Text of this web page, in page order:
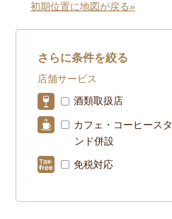
初期位置に地図が戻る»
さらに条件を絞る
店舗サービス
酒類取扱店
カフェ・コーヒースタ
ンド併設
免税対応